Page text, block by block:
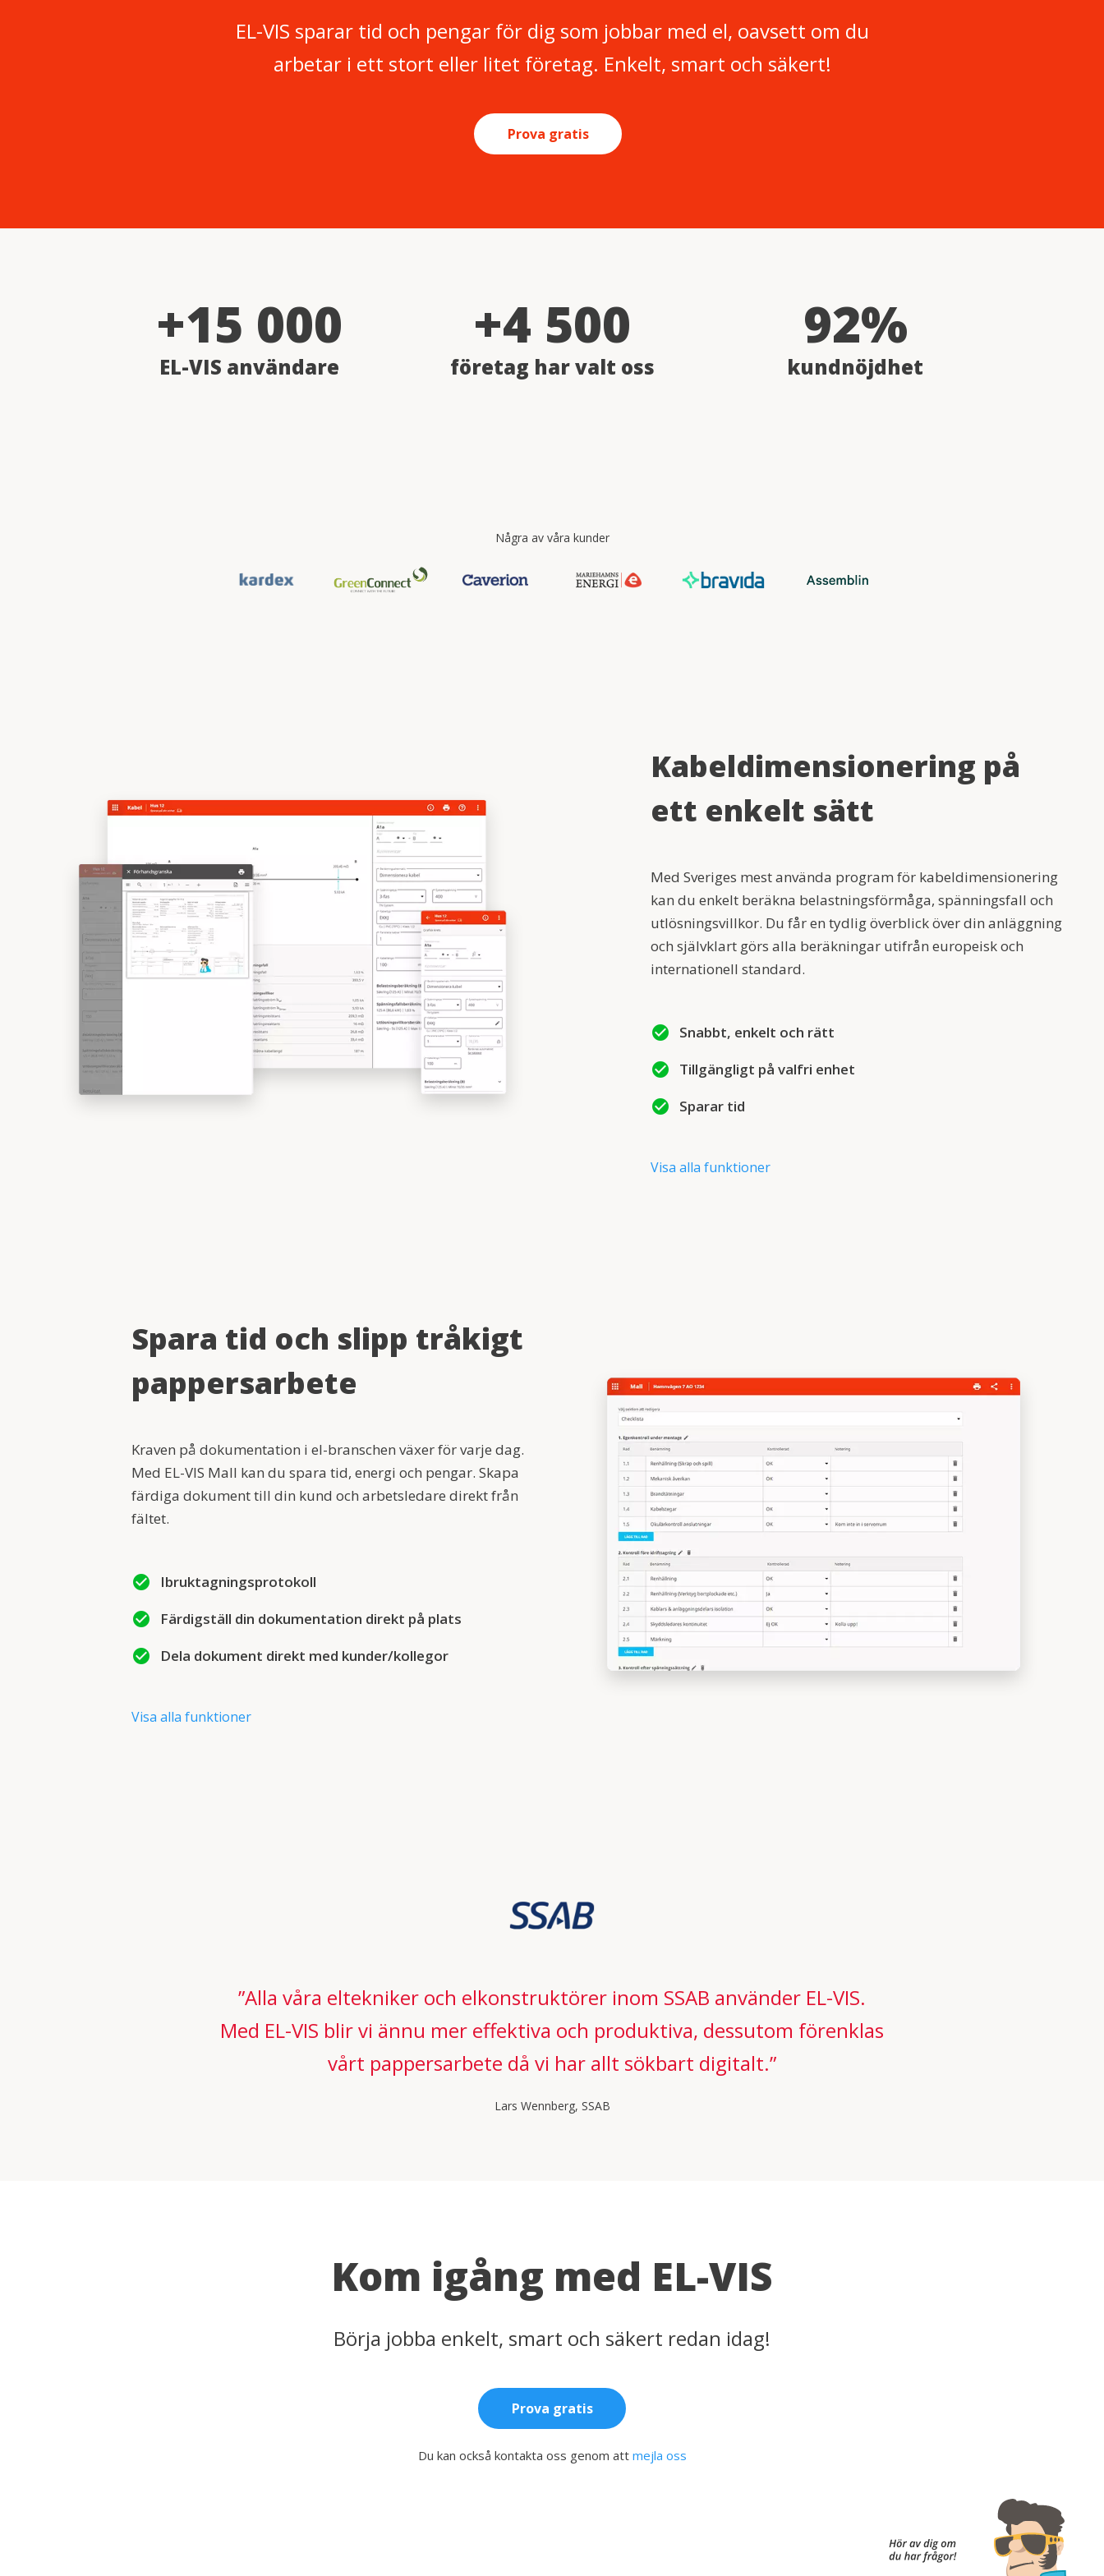
EL-VIS sparar tid och pengar för dig som jobbar med el, oavsett om du
arbetar i ett stort eller litet företag. Enkelt, smart och säkert!
Prova gratis
+15 000
EL-VIS användare
+4 500
företag har valt oss
92%
kundnöjdhet
Några av våra kunder
Kabeldimensionering på
ett enkelt sätt
Med Sveriges mest använda program för kabeldimensionering
kan du enkelt beräkna belastningsförmåga, spänningsfall och
utlösningsvillkor. Du får en tydlig överblick över din anläggning
och självklart görs alla beräkningar utifrån europeisk och
internationell standard.
check_circle Snabbt, enkelt och rätt
check_circle Tillgängligt på valfri enhet
check_circle Sparar tid
Visa alla funktioner
Spara tid och slipp tråkigt
pappersarbete
Kraven på dokumentation i el-branschen växer för varje dag.
Med EL-VIS Mall kan du spara tid, energi och pengar. Skapa
färdiga dokument till din kund och arbetsledare direkt från
fältet.
check_circle Ibruktagningsprotokoll
check_circle Färdigställ din dokumentation direkt på plats
check_circle Dela dokument direkt med kunder/kollegor
Visa alla funktioner
”Alla våra eltekniker och elkonstruktörer inom SSAB använder EL-VIS.
Med EL-VIS blir vi ännu mer effektiva och produktiva, dessutom förenklas
vårt pappersarbete då vi har allt sökbart digitalt.”
Lars Wennberg, SSAB
Kom igång med EL-VIS
Börja jobba enkelt, smart och säkert redan idag!
Prova gratis
Du kan också kontakta oss genom att mejla oss